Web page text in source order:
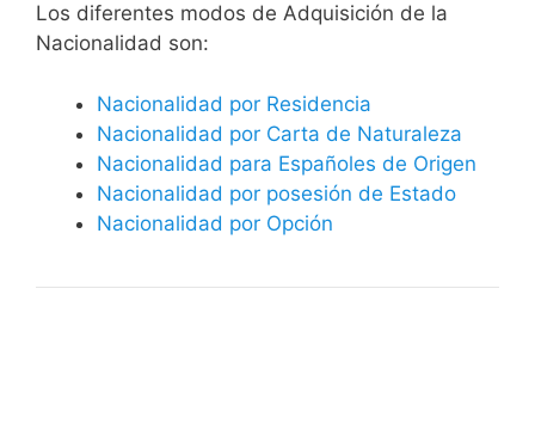
​​​Los diferentes modos de Adquisición de la
Nacionalidad son:
Nacionalidad por Residencia
Nacionalidad por Carta de Naturaleza
Nacionalidad para Españoles de Origen
Nacionalidad por posesión de Estado
Nacionalidad por Opción